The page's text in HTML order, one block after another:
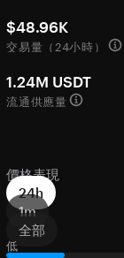
$48.96K
交易量（24小時）
1.24M USDT
流通供應量
價格表現
24h
1m
全部
低